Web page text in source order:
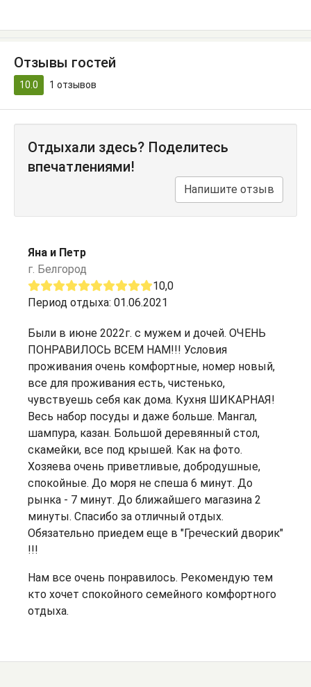
Отзывы гостей
10.0 1 отзывов
Отдыхали здесь? Поделитесь
впечатлениями!
Напишите отзыв
Яна и Петр
г. Белгород
10,0
Период отдыха: 01.06.2021
Были в июне 2022г. с мужем и дочей. ОЧЕНЬ
ПОНРАВИЛОСЬ ВСЕМ НАМ!!! Условия
проживания очень комфортные, номер новый,
все для проживания есть, чистенько,
чувствуешь себя как дома. Кухня ШИКАРНАЯ!
Весь набор посуды и даже больше. Мангал,
шампура, казан. Большой деревянный стол,
скамейки, все под крышей. Как на фото.
Хозяева очень приветливые, добродушные,
спокойные. До моря не спеша 6 минут. До
рынка - 7 минут. До ближайшего магазина 2
минуты. Спасибо за отличный отдых.
Обязательно приедем еще в "Греческий дворик"
!!!
Нам все очень понравилось. Рекомендую тем
кто хочет спокойного семейного комфортного
отдыха.